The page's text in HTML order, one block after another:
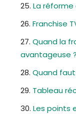
La réforme
Franchise
Quand la
avantageuse ?
Quand
Tableau
Les points